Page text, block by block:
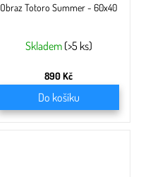
Obraz Totoro Summer - 60x40
Skladem (>5 ks)
890 Kč
Do košíku